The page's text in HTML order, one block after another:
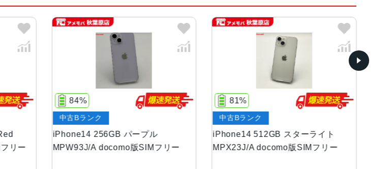
ミッドナイト、パープル、スターライト、(PRODUCT)RED、ブルー
128GB、256GB、512GB
146.7×71.5×7.8mm ・172g
6.1インチ（対角）オールスクリーンOLEDディスプレイ
IEC規格60529にもとづくIP68等級（最大水深6メートルで最大30分間）
iPhone14 256GB パープル
MPW93J/A docomo版SIMフリー
84%
中古Bランク
iPhone14 512GB スターライト
MPX23J/A docomo版SIMフリー
81%
中古Bランク